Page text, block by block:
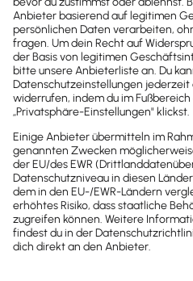
Kostenlos
Test endet nach 30
Abo. Kein Newsletter.
stimmst du den
und denAGBzu.
Oder sofort 50